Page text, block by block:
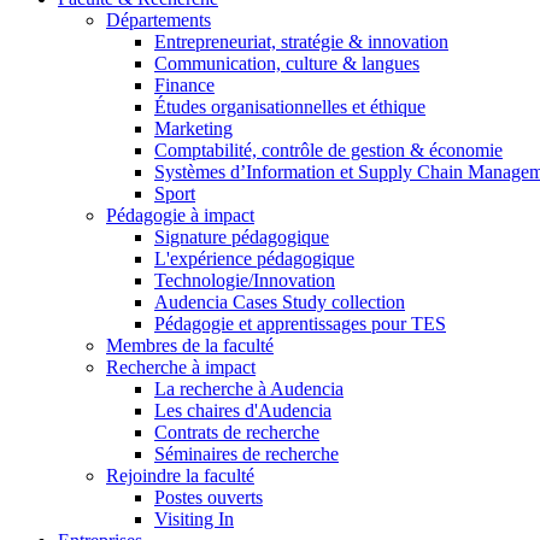
Départements
Entrepreneuriat, stratégie & innovation
Communication, culture & langues
Finance
Études organisationnelles et éthique
Marketing
Comptabilité, contrôle de gestion & économie
Systèmes d’Information et Supply Chain
Sport
Pédagogie à impact
Signature pédagogique
L'expérience pédagogique
Technologie/Innovation
Audencia Cases Study collection
Pédagogie et apprentissages pour TES
Membres de la faculté
Recherche à impact
La recherche à Audencia
Les chaires d'Audencia
Contrats de recherche
Séminaires de recherche
Rejoindre la faculté
Postes ouverts
Visiting In